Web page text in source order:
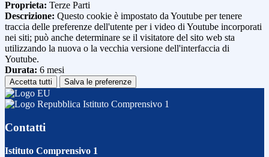
Proprieta: Terze Parti
Descrizione: Questo cookie è impostato da Youtube per tenere
traccia delle preferenze dell'utente per i video di Youtube incorporati
nei siti; può anche determinare se il visitatore del sito web sta
utilizzando la nuova o la vecchia versione dell'interfaccia di
Youtube.
Durata: 6 mesi
Accetta tutti Salva le preferenze
Istituto Comprensivo 1
Contatti
Istituto Comprensivo 1